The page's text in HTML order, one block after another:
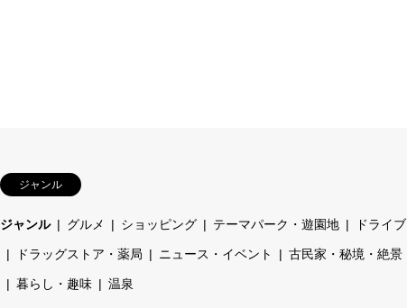
ジャンル
ジャンル グルメ ショッピング テーマパーク・遊園地 ドライブ
ドラッグストア・薬局 ニュース・イベント 古民家・秘境・絶景
暮らし・趣味 温泉